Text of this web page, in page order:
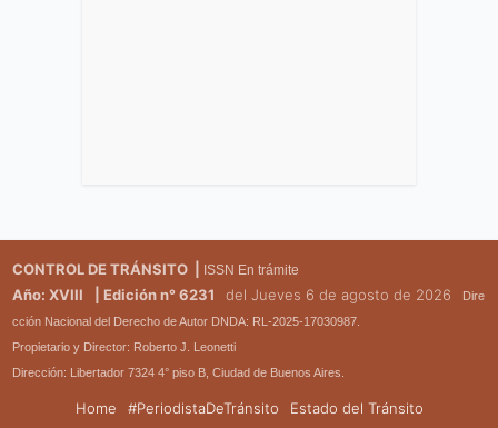
CONTROL DE TRÁNSITO | ISSN En trámite
Año: XVIII | Edición n° 6231 del Jueves 6 de agosto de 2026
Dire
cción Nacional del Derecho de Autor DNDA: RL-2025-17030987.
Propietario y Director: Roberto J. Leonetti
Dirección: Libertador 7324 4° piso B, Ciudad de Buenos Aires.
Home #PeriodistaDeTránsito Estado del Tránsito